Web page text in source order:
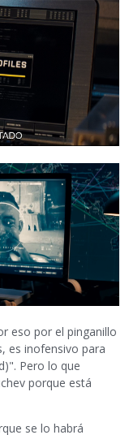
eso por el pinganillo
es inofensivo para
Pero lo que
porque está
se lo habrá